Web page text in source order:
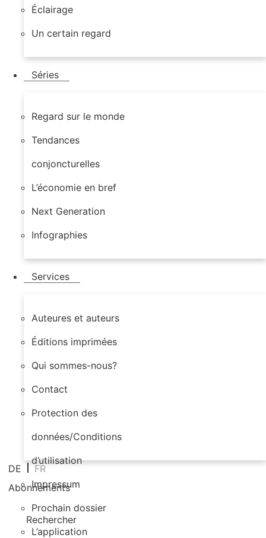
Éclairage
Un certain regard
Séries
Regard sur le monde
Tendances
conjoncturelles
L’économie en bref
Next Generation
Infographies
Services
Auteures et auteurs
Éditions imprimées
Qui sommes-nous?
Contact
Protection des
données/Conditions
d’utilisation
Impressum
Prochain dossier
L’application
DE
FR
Abonnements
Rechercher